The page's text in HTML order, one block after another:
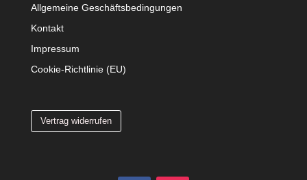
Allgemeine Geschäftsbedingungen
Kontakt
Impressum
Cookie-Richtlinie (EU)
Vertrag widerrufen